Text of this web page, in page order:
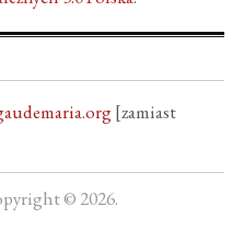
[zamiast
© 2026.